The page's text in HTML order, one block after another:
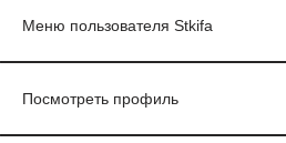
Меню пользователя Stkifa
Посмотреть профиль